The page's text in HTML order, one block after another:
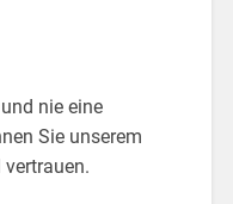
nie eine
Sie unserem